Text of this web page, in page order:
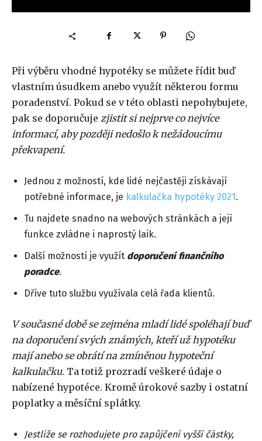
Při výběru vhodné hypotéky se můžete řídit buď
vlastním úsudkem anebo využít některou formu
poradenství. Pokud se v této oblasti nepohybujete,
pak se doporučuje zjistit si nejprve co nejvíce
informací, aby později nedošlo k nežádoucímu
překvapení.
Jednou z možností, kde lidé nejčastěji získávají
potřebné informace, je kalkulačka hypotéky 2021.
Tu najdete snadno na webových stránkách a její
funkce zvládne i naprostý laik.
Další možností je využít doporučení finančního
poradce.
Dříve tuto službu využívala celá řada klientů.
V současné době se zejména mladí lidé spoléhají buď
na doporučení svých známých, kteří už hypotéku
mají anebo se obrátí na zmíněnou hypoteční
kalkulačku. Ta totiž prozradí veškeré údaje o
nabízené hypotéce. Kromě úrokové sazby i ostatní
poplatky a měsíční splátky.
Jestliže se rozhodujete pro zapůjčení vyšší částky,